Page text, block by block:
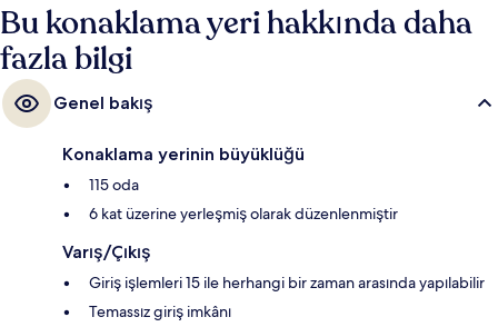
Bu konaklama yeri hakkında daha
fazla bilgi
Genel bakış
Konaklama yerinin büyüklüğü
115 oda
6 kat üzerine yerleşmiş olarak düzenlenmiştir
Varış/Çıkış
Giriş işlemleri 15 ile herhangi bir zaman arasında yapılabilir
Temassız giriş imkânı